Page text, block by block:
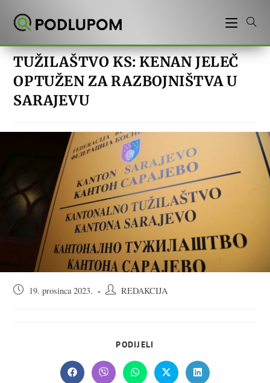
TUŽILAŠTVO KS: KENAN JELEČ
OPTUŽEN ZA RAZBOJNIŠTVA U
SARAJEVU
Objava19. prosinca 2023.
AutorREDAKCIJA
PODIJELI
CONTENT
Opens Opens Opens Opens Opens